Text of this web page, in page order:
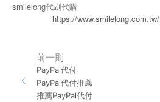
smilelong代刷代購
https://www.smilelong.com.tw/
前一則
PayPal代付
PayPal代付推薦
推薦PayPal代付